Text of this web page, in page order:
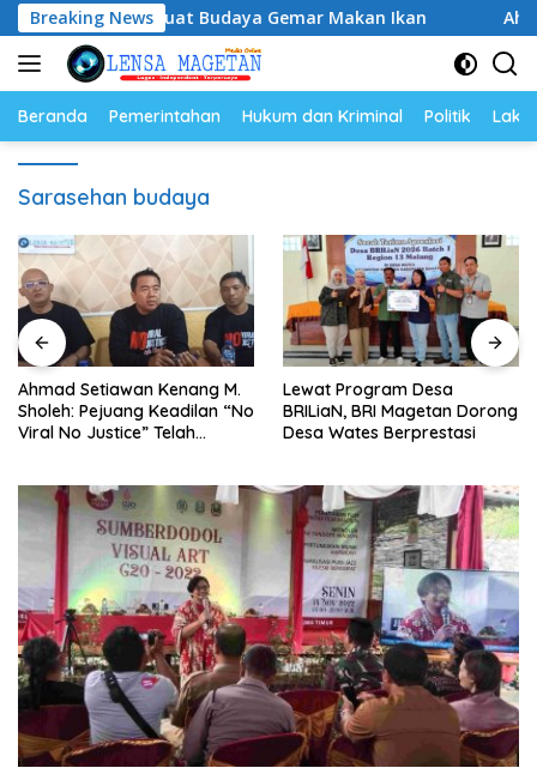
Langsung
ke
konten
Breaking News
Perkuat Budaya Gemar Makan Ikan Ahmad
Beranda Pemerintahan Hukum dan Kriminal Politik
Sarasehan budaya
Ahmad Setiawan Kenang M.
Sholeh: Pejuang Keadilan “No
Viral No Justice” Telah
Lewat Program Desa
BRILiaN, BRI Magetan Dorong
Desa Wates Berprestasi